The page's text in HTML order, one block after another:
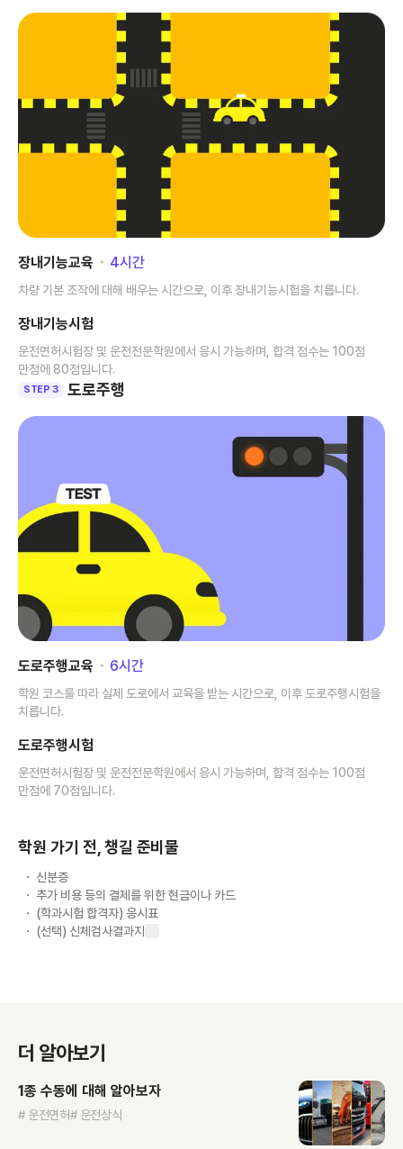
장내기능교육 ･ 4시간
차량 기본 조작에 대해 배우는 시간으로, 이후 장내기능시험을 치릅니다.
장내기능시험
운전면허시험장 및 운전전문학원에서 응시 가능하며, 합격 점수는 100점
만점에 80점입니다.
STEP 3 도로주행
도로주행교육 ･ 6시간
학원 코스를 따라 실제 도로에서 교육을 받는 시간으로, 이후 도로주행시험을
치릅니다.
도로주행시험
운전면허시험장 및 운전전문학원에서 응시 가능하며, 합격 점수는 100점
만점에 70점입니다.
학원 가기 전, 챙길 준비물
신분증
추가 비용 등의 결제를 위한 현금이나 카드
(학과시험 합격자) 응시표
(선택) 신체검사결과지
더 알아보기
1종 수동에 대해 알아보자
# 운전면허# 운전상식